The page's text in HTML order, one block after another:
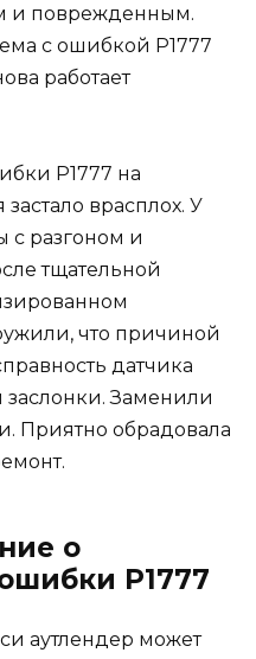
и поврежденным.
с ошибкой Р1777
работает
Р1777 на
врасплох. У
с разгоном и
тщательной
что причиной
датчика
Заменили
Приятно обрадовала
о
Р1777
аутлендер может